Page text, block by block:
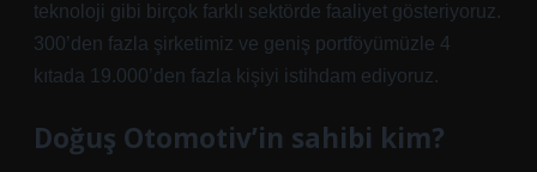
teknoloji gibi birçok farklı sektörde faaliyet gösteriyoruz.
300’den fazla şirketimiz ve geniş portföyümüzle 4
kıtada 19.000’den fazla kişiyi istihdam ediyoruz.
Doğuş Otomotiv’in sahibi kim?